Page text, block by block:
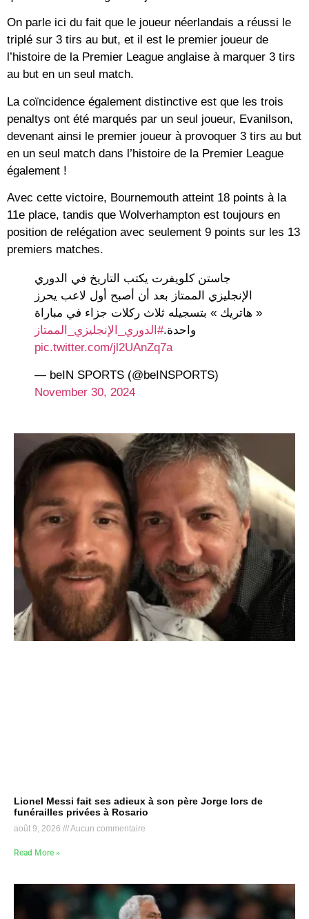
On parle ici du fait que le joueur néerlandais a réussi le
triplé sur 3 tirs au but, et il est le premier joueur de
l’histoire de la Premier League anglaise à marquer 3 tirs
au but en un seul match.
La coïncidence également distinctive est que les trois
penaltys ont été marqués par un seul joueur, Evanilson,
devenant ainsi le premier joueur à provoquer 3 tirs au but
en un seul match dans l’histoire de la Premier League
également !
Avec cette victoire, Bournemouth atteint 18 points à la
11e place, tandis que Wolverhampton est toujours en
position de relégation avec seulement 9 points sur les 13
premiers matches.
جاستن كلويفرت يكتب التاريخ في الدوري
الإنجليزي الممتاز بعد أن أصبح أول لاعب يحرز
« هاتريك » بتسجيله ثلاث ركلات جزاء في مباراة
واحدة.#الدوري_الإنجليزي_الممتاز
pic.twitter.com/jl2UAnZq7a
— beIN SPORTS (@beINSPORTS)
November 30, 2024
Lionel Messi fait ses adieux à son père Jorge lors de
funérailles privées à Rosario
août 9, 2026 Aucun commentaire
Read More »